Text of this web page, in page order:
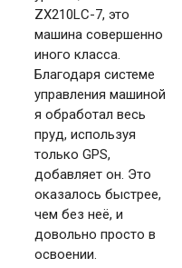
ZX210LC-7, это
машина совершенно
иного класса.
Благодаря системе
управления машиной
я обработал весь
пруд, используя
только GPS,
добавляет он. Это
оказалось быстрее,
чем без неё, и
довольно просто в
освоении.